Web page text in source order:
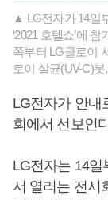
▲ LG전자가 14일
‘2021 호텔쇼’에
쪽부터 LG클로이
로이 살균(UV-C)
LG전자가 안내
회에서 선보인
LG전자는 14일
서 열리는 전시